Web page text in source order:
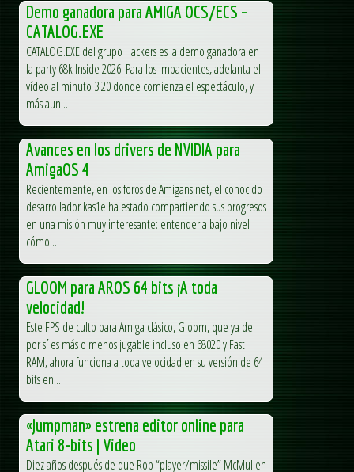
Demo ganadora para AMIGA OCS/ECS –
CATALOG.EXE
CATALOG.EXE del grupo Hackers es la demo ganadora en
la party 68k Inside 2026. Para los impacientes, adelanta el
vídeo al minuto 3:20 donde comienza el espectáculo, y
más aun...
Avances en los drivers de NVIDIA para
AmigaOS 4
Recientemente, en los foros de Amigans.net, el conocido
desarrollador kas1e ha estado compartiendo sus progresos
en una misión muy interesante: entender a bajo nivel
cómo...
GLOOM para AROS 64 bits ¡A toda
velocidad!
Este FPS de culto para Amiga clásico, Gloom, que ya de
por sí es más o menos jugable incluso en 68020 y Fast
RAM, ahora funciona a toda velocidad en su versión de 64
bits en...
«Jumpman» estrena editor online para
Atari 8-bits | Video
Diez años después de que Rob “player/missile” McMullen